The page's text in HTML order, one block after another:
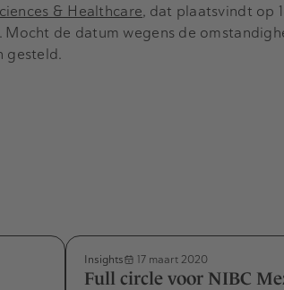
& Healthcare, dat plaatsvindt op
de datum wegens de
gesteld.
Insights 17 maart 2020
Full circle voor NIBC